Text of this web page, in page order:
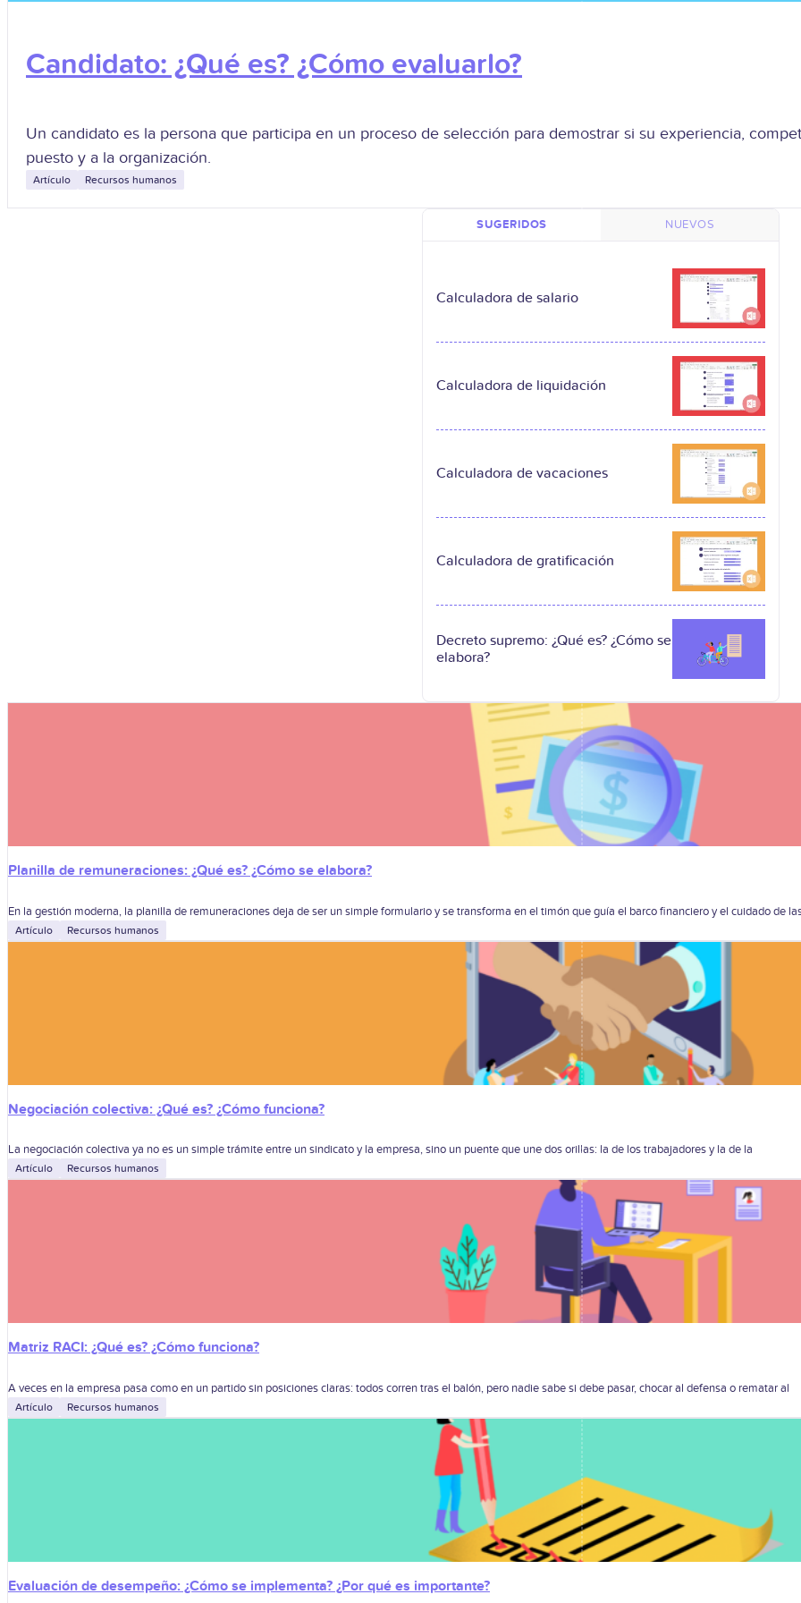
Candidato: ¿Qué es? ¿Cómo evaluarlo?
Un candidato es la persona que participa en un proceso de selección para demostrar si su experiencia,
puesto y a la organización.
Artículo Recursos humanos
SUGERIDOS NUEVOS
Calculadora de salario
Calculadora de liquidación
Calculadora de vacaciones
Calculadora de gratificación
Decreto supremo: ¿Qué es? ¿Cómo se
elabora?
Planilla de remuneraciones: ¿Qué es? ¿Cómo se elabora?
En la gestión moderna, la planilla de remuneraciones deja de ser un simple formulario y se transforma en el timón que guía el barco financiero y el cuidado de
Artículo Recursos humanos
Negociación colectiva: ¿Qué es? ¿Cómo funciona?
La negociación colectiva ya no es un simple trámite entre un sindicato y la empresa, sino un puente que une dos orillas: la de los trabajadores y la de la
Artículo Recursos humanos
Matriz RACI: ¿Qué es? ¿Cómo funciona?
A veces en la empresa pasa como en un partido sin posiciones claras: todos corren tras el balón, pero nadie sabe si debe pasar, chocar al defensa o rematar al
Artículo Recursos humanos
Evaluación de desempeño: ¿Cómo se implementa? ¿Por qué es importante?